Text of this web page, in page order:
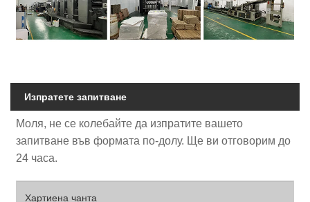
Изпратете запитване
Моля, не се колебайте да изпратите вашето
запитване във формата по-долу. Ще ви отговорим до
24 часа.